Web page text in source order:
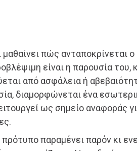
μαθαίνει πώς ανταποκρίνεται
είναι η παρουσία του,
από ασφάλεια ή
διαμορφώνεται ένα
ως σημείο αναφοράς
παραμένει παρόν κι